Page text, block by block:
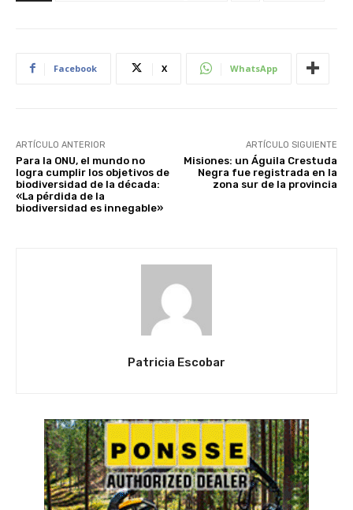
Facebook X WhatsApp
ARTÍCULO ANTERIOR
Para la ONU, el mundo no
logra cumplir los objetivos de
biodiversidad de la década:
«La pérdida de la
biodiversidad es innegable»
ARTÍCULO SIGUIENTE
Misiones: un Águila Crestuda
Negra fue registrada en la
zona sur de la provincia
Patricia Escobar